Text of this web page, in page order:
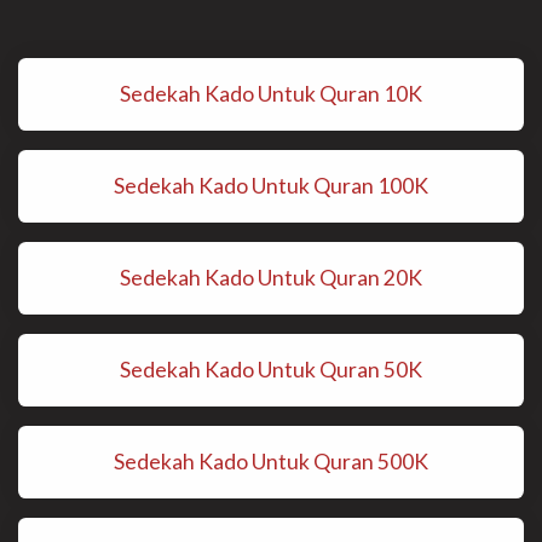
Sedekah Kado Untuk Quran 10K
Sedekah Kado Untuk Quran 100K
Sedekah Kado Untuk Quran 20K
Sedekah Kado Untuk Quran 50K
Sedekah Kado Untuk Quran 500K